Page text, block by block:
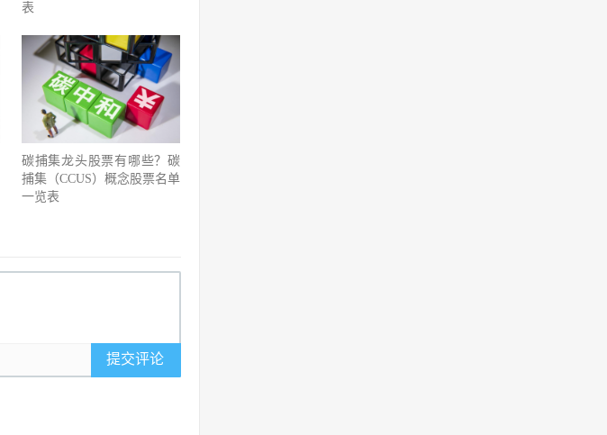
表
碳捕集龙头股票有哪些？碳
捕集（CCUS）概念股票名单
一览表
提交评论